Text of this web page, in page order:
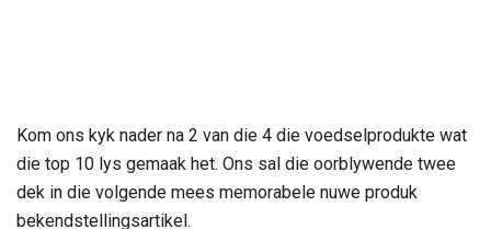
Kom ons kyk nader na 2 van die 4 die voedselprodukte wat
die top 10 lys gemaak het. Ons sal die oorblywende twee
dek in die volgende mees memorabele nuwe produk
bekendstellingsartikel.